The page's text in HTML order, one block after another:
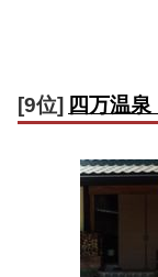
[9位] 四万温